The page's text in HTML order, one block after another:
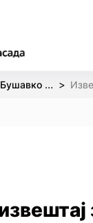
телефон за деца и млади Извештаи за